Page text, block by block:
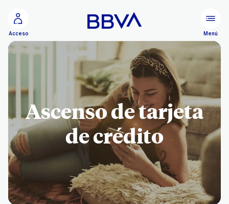
Acceso Menú
Ascenso de tarjeta
de crédito